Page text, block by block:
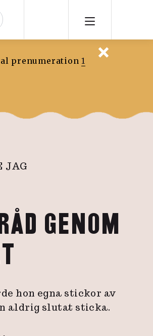
prenumeration1
JAG
GENOM
hon egna stickor av
aldrig slutat sticka.